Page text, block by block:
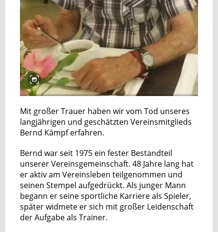
Mit großer Trauer haben wir vom Tod unseres
langjährigen und geschätzten Vereinsmitglieds
Bernd Kämpf erfahren.
Bernd war seit 1975 ein fester Bestandteil
unserer Vereinsgemeinschaft. 48 Jahre lang hat
er aktiv am Vereinsleben teilgenommen und
seinen Stempel aufgedrückt. Als junger Mann
begann er seine sportliche Karriere als Spieler,
später widmete er sich mit großer Leidenschaft
der Aufgabe als Trainer.